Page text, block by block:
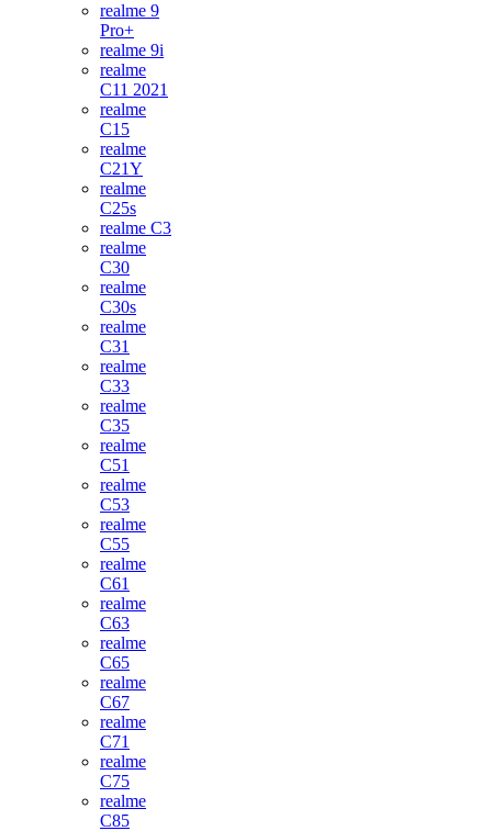
realme 9
Pro+
realme 9i
realme
C11 2021
realme
C15
realme
C21Y
realme
C25s
realme C3
realme
C30
realme
C30s
realme
C31
realme
C33
realme
C35
realme
C51
realme
C53
realme
C55
realme
C61
realme
C63
realme
C65
realme
C67
realme
C71
realme
C75
realme
C85